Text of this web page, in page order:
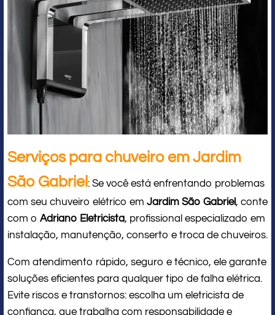
Serviços para chuveiro em Jardim
São Gabriel : Se você está enfrentando problemas
com seu chuveiro elétrico em Jardim São Gabriel, conte
com o Adriano Eletricista, profissional especializado em
instalação, manutenção, conserto e troca de chuveiros.
Com atendimento rápido, seguro e técnico, ele garante
soluções eficientes para qualquer tipo de falha elétrica.
Evite riscos e transtornos: escolha um eletricista de
confiança, que trabalha com responsabilidade e